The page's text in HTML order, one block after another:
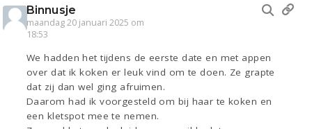
Binnusje
maandag 20 januari 2025 om
18:53
We hadden het tijdens de eerste date en met appen
over dat ik koken er leuk vind om te doen. Ze grapte
dat zij dan wel ging afruimen.
Daarom had ik voorgesteld om bij haar te koken en
een kletspot mee te nemen.